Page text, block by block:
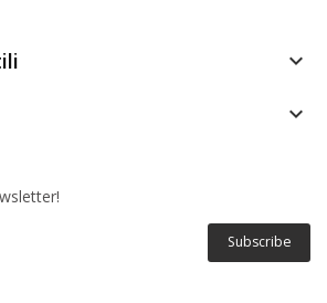


Subscribe